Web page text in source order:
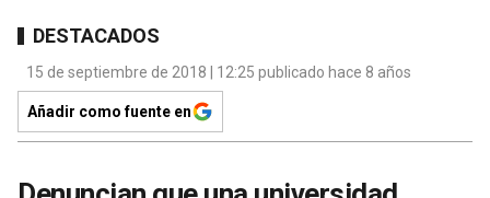
DESTACADOS
15 de septiembre de 2018 | 12:25 publicado hace 8 años
Añadir como fuente en